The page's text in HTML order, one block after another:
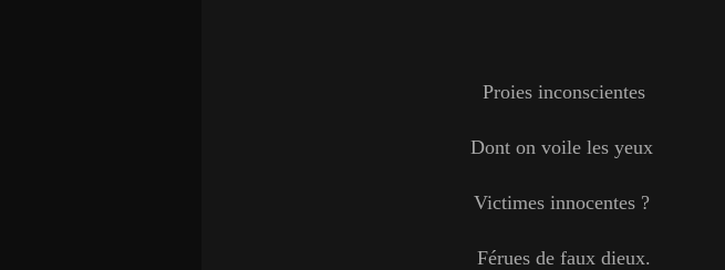
Proies inconscientes
Dont on voile les yeux
Victimes innocentes ?
Férues de faux dieux.